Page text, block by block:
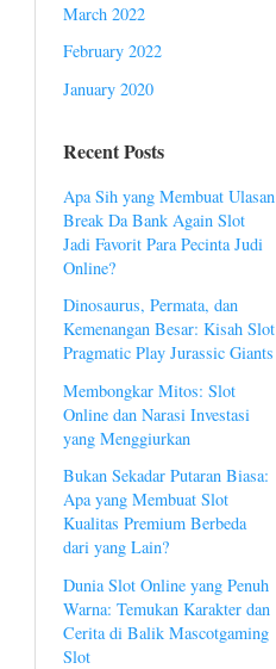
March 2022
February 2022
January 2020
Recent Posts
Apa Sih yang Membuat Ulasan
Break Da Bank Again Slot
Jadi Favorit Para Pecinta Judi
Online?
Dinosaurus, Permata, dan
Kemenangan Besar: Kisah Slot
Pragmatic Play Jurassic Giants
Membongkar Mitos: Slot
Online dan Narasi Investasi
yang Menggiurkan
Bukan Sekadar Putaran Biasa:
Apa yang Membuat Slot
Kualitas Premium Berbeda
dari yang Lain?
Dunia Slot Online yang Penuh
Warna: Temukan Karakter dan
Cerita di Balik Mascotgaming
Slot